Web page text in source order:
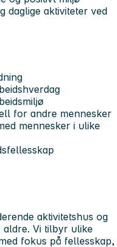
daglige aktiviteter ved
for andre mennesker
mennesker i ulike
aktivitetshus og
aldre. Vi tilbyr ulike
fokus på fellesskap,